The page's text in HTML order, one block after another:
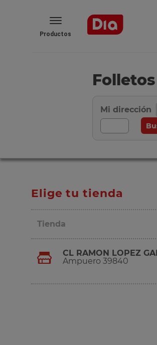
Productos
Mi dirección
Elige tu tienda
Tienda
CL RAMON LOPEZ
Ampuero 39840